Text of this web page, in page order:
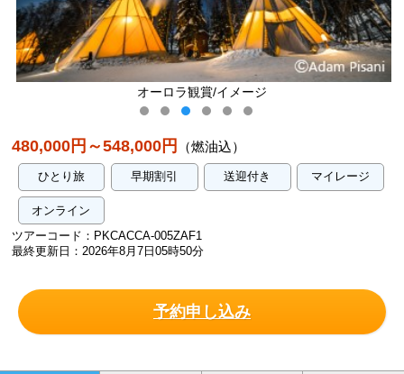
480,000円～548,000円 （燃油込）
ひとり旅 早期割引 送迎付き マイレージ
オンライン
ツアーコード：PKCACCA-005ZAF1
最終更新日：2026年8月7日05時50分
予約申し込み